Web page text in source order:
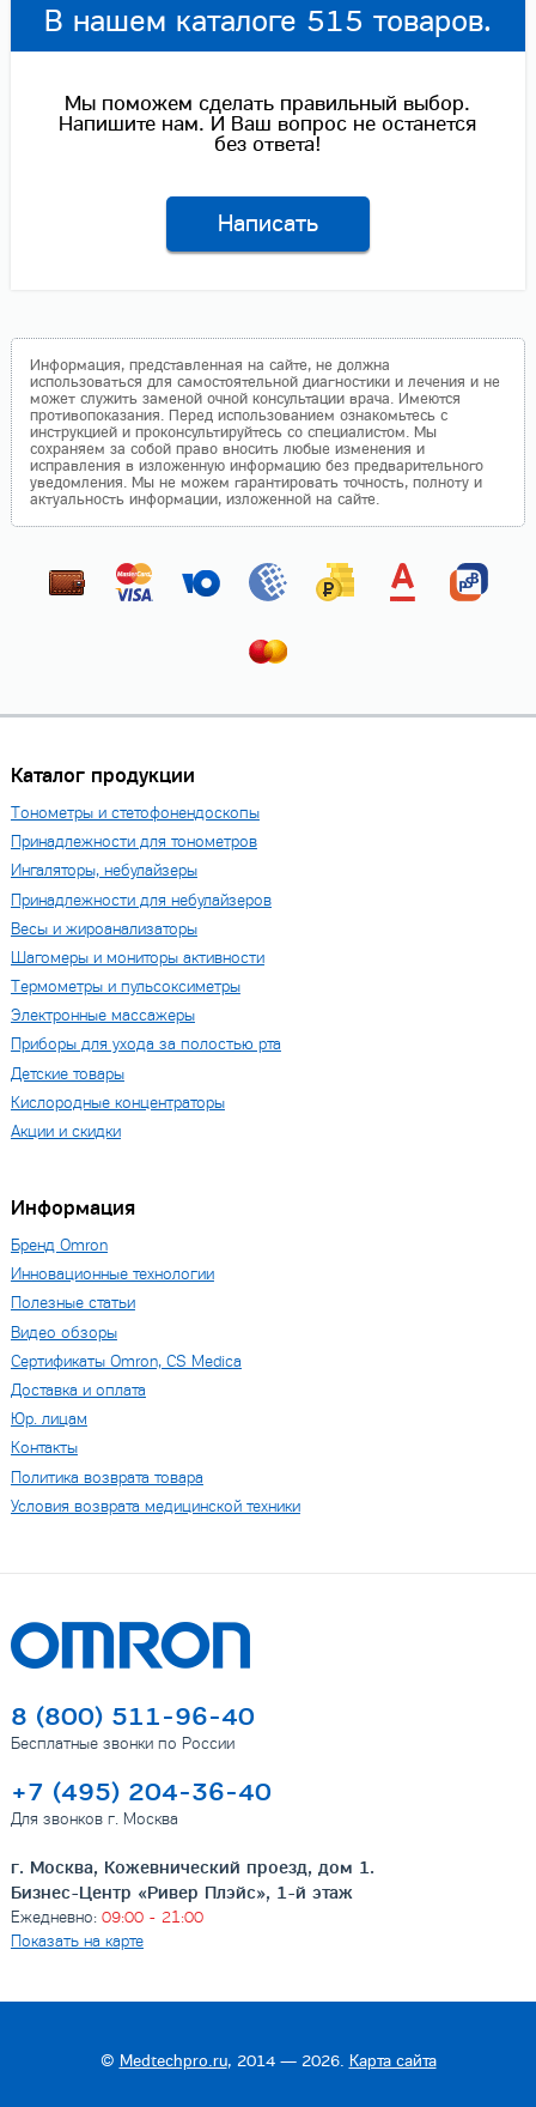
В нашем каталоге 515 товаров.
Мы поможем сделать правильный выбор.
Напишите нам. И Ваш вопрос не останется
без ответа!
Написать
Информация, представленная на сайте, не должна
использоваться для самостоятельной диагностики и лечения и не
может служить заменой очной консультации врача. Имеются
противопоказания. Перед использованием ознакомьтесь с
инструкцией и проконсультируйтесь со специалистом. Мы
сохраняем за собой право вносить любые изменения и
исправления в изложенную информацию без предварительного
уведомления. Мы не можем гарантировать точность, полноту и
актуальность информации, изложенной на сайте.
Каталог продукции
Тонометры и стетофонендоскопы
Принадлежности для тонометров
Ингаляторы, небулайзеры
Принадлежности для небулайзеров
Весы и жироанализаторы
Шагомеры и мониторы активности
Термометры и пульсоксиметры
Электронные массажеры
Приборы для ухода за полостью рта
Детские товары
Кислородные концентраторы
Акции и скидки
Информация
Бренд Omron
Инновационные технологии
Полезные статьи
Видео обзоры
Сертификаты Omron, CS Medica
Доставка и оплата
Юр. лицам
Контакты
Политика возврата товара
Условия возврата медицинской техники
8 (800) 511-96-40
Бесплатные звонки по России
+7 (495) 204-36-40
Для звонков г. Москва
г. Москва, Кожевнический проезд, дом 1.
Бизнес-Центр «Ривер Плэйс», 1-й этаж
Ежедневно: 09:00 - 21:00
Показать на карте
© Medtechpro.ru, 2014 — 2026. Карта сайта